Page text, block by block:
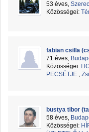
53 éves,
Közösségei:
fabian csilla
71 éves,
Közösségei:
PECSÉTJE ,
bustya tibor
58 éves,
Közösségei: